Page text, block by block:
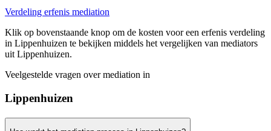
Verdeling erfenis mediation
Klik op bovenstaande knop om de kosten voor een erfenis verdeling
in Lippenhuizen te bekijken middels het vergelijken van mediators
uit Lippenhuizen.
Veelgestelde vragen over mediation in
Lippenhuizen